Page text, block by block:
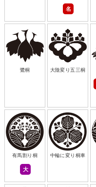
名
鷺桐 大陰変り五三桐
有馬割り桐
大
中輪に変り桐車